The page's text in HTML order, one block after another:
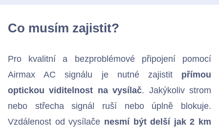
Co musím zajistit?
Pro kvalitní a bezproblémové připojení pomocí
Airmax AC signálu je nutné zajistit přímou
optickou viditelnost na vysílač. Jakýkoliv strom
nebo střecha signál ruší nebo úplně blokuje.
Vzdálenost od vysílače nesmí být delší jak 2 km